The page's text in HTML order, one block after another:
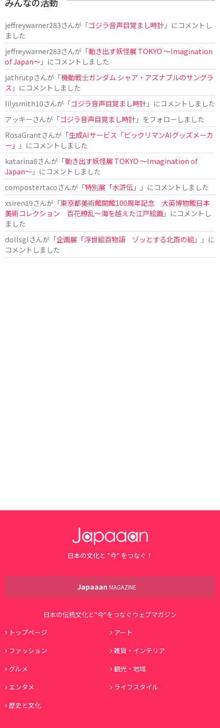
みんなの活動
jeffreywarner283さんが「ゴジラ音声目覚まし時計」にコメントし
ました
jeffreywarner283さんが「動き出す妖怪展 TOKYO 〜Imagination
of Japan〜」にコメントしました
jathrutpさんが「機動戦士ガンダム シャア・アズナブルのサングラ
ス 」にコメントしました
lilysmith10さんが「ゴジラ音声目覚まし時計」にコメントしました
アッキーさんが「ゴジラ音声目覚まし時計」をフォローしました
RosaGrantさんが「生成AIサービス「ビックリマンAIグッズメーカ
ー」
」にコメントしました
katarina8さんが「動き出す妖怪展 TOKYO 〜Imagination of
Japan〜」にコメントしました
compostertacoさんが「特別展「水滸伝」
」にコメントしました
xsiren19さんが「東京都美術館開館100周年記念 大英博物館日本
美術コレクション 百花繚乱～海を越えた江戸絵画」にコメントし
ました
dollsglさんが「企画展「浮世絵百物語 ゾッとする北斎の絵」
」に
コメントしました
日本の文化と ”今” をつなぐ！
Japaaan MAGAZINE
日本の伝統文化と"今"をつなぐウェブマガジン
トップページ
アート
ファッション
雑貨・インテリア
グルメ
観光・地域
エンタメ
ライフスタイル
歴史と文化